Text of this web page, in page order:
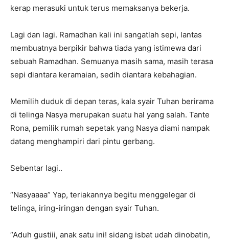
kerap merasuki untuk terus memaksanya bekerja.
Lagi dan lagi. Ramadhan kali ini sangatlah sepi, lantas
membuatnya berpikir bahwa tiada yang istimewa dari
sebuah Ramadhan. Semuanya masih sama, masih terasa
sepi diantara keramaian, sedih diantara kebahagian.
Memilih duduk di depan teras, kala syair Tuhan berirama
di telinga Nasya merupakan suatu hal yang salah. Tante
Rona, pemilik rumah sepetak yang Nasya diami nampak
datang menghampiri dari pintu gerbang.
Sebentar lagi..
“Nasyaaaa” Yap, teriakannya begitu menggelegar di
telinga, iring-iringan dengan syair Tuhan.
“Aduh gustiii, anak satu ini! sidang isbat udah dinobatin,